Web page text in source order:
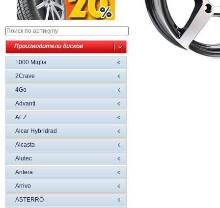
Производители дисков
1000 Miglia
2Crave
4Go
Advanti
AEZ
Alcar Hybridrad
Alcasta
Alutec
Antera
Arrivo
ASTERRO